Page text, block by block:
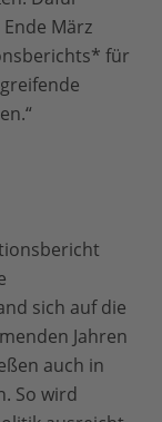
März
für
sich auf die
Jahren
auch in
So wird